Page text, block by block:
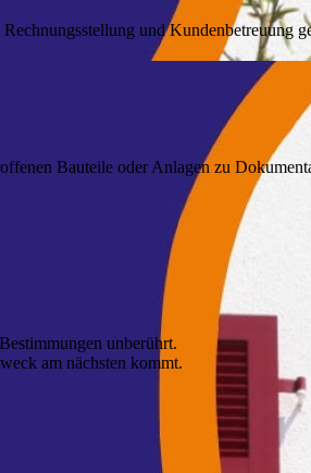
und Kundenbetreuung
Bauteile oder Anlagen zu
unberührt.
am nächsten kommt.